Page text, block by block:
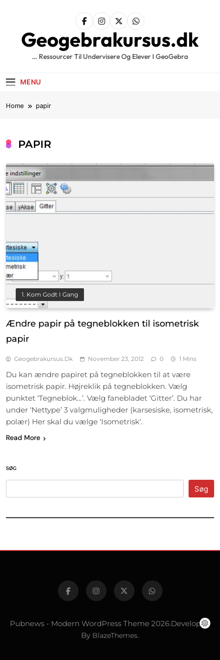
Geogebrakursus.dk
… Ressourcer Til Undervisere Og Elever I GeoGebra
MENU
Home papir
PAPIR
1. Kom Godt I Gang
Ændre papir på tegneblokken til isometrisk
papir
Geogebrakursus.dk November 23, 2012 0 1 Mins
Du kan ændre papiret på tegneblokken til at være
isometrisk papir. Højreklik på tegneblokken. Vælg
punktet ‘Tegneblok…’. Vælg fanebladet ‘Gitter’. Du har
under ‘Nettype’ 3 valgmuligheder (karsesiske, isometrisk,
polær) Her skal du vælge ‘Isometrisk‘.
Read More
SØG
Søg
Pubnews - Modern WordPress Theme 2026.Developed
By BlazeThemes.